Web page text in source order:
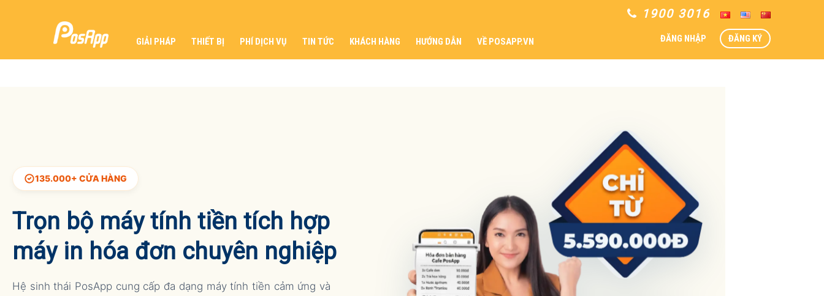
1900 3016
GIẢI PHÁP THIẾT BỊ PHÍ DỊCH VỤ TIN TỨC KHÁCH HÀNG HƯỚNG DẪN VỀ POSAPP.VN ĐĂNG NHẬP ĐĂNG KÝ
135.000+ CỬA HÀNG
Trọn bộ máy tính tiền tích hợp
máy in hóa đơn chuyên nghiệp
Hệ sinh thái PosApp cung cấp đa dạng máy tính tiền cảm ứng và